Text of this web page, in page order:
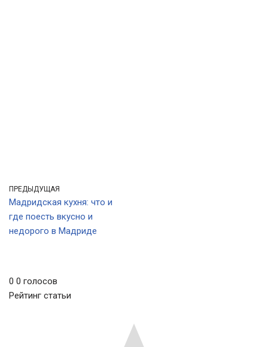
ПРЕДЫДУЩАЯ
Мадридская кухня: что и
где поесть вкусно и
недорого в Мадриде
0 0 голосов
Рейтинг статьи